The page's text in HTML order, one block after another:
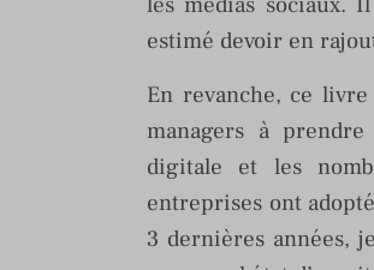
estimé devoir en
En revanche, ce
managers à
digitale et les
entreprises ont
3 dernières années,